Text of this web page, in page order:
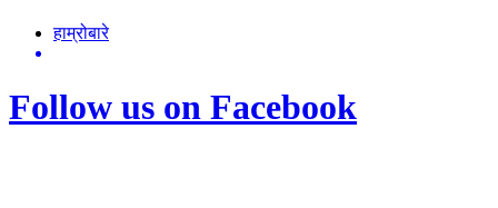
हाम्रोबारे
Follow us on Facebook